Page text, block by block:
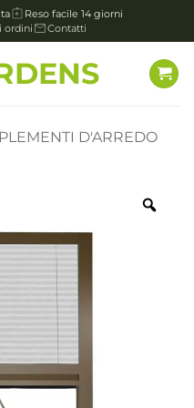
Reso facile 14 giorni
ordini Contatti
D'ARREDO